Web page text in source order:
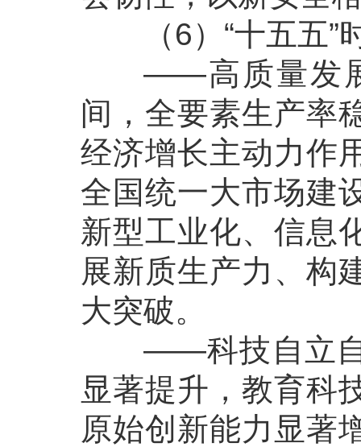
（6）“十五五”
——高质量发展
间，全要素生产率
经济增长主动力作
全国统一大市场建
新型工业化、信息
展新质生产力、构
大突破。
——科技自立自
显著提升，教育科
原始创新能力显著